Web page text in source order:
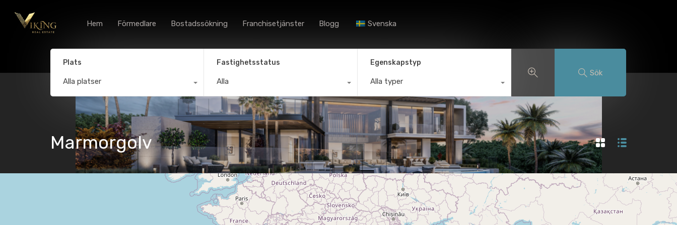
Hem Förmedlare
Hem Förmedlare Bostadssökning Franchisetjänster Blogg Svenska
Plats
Alla platser
Fastighetsstatus
Alla
Egenskapstyp
Alla typer
Sök
Marmorgolv